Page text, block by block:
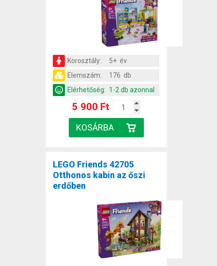
Korosztály:
5+ év
Elemszám:
176 db
Elérhetőség: 1-2 db azonnal
5 900 Ft
LEGO Friends 42705
Otthonos kabin az őszi
erdőben